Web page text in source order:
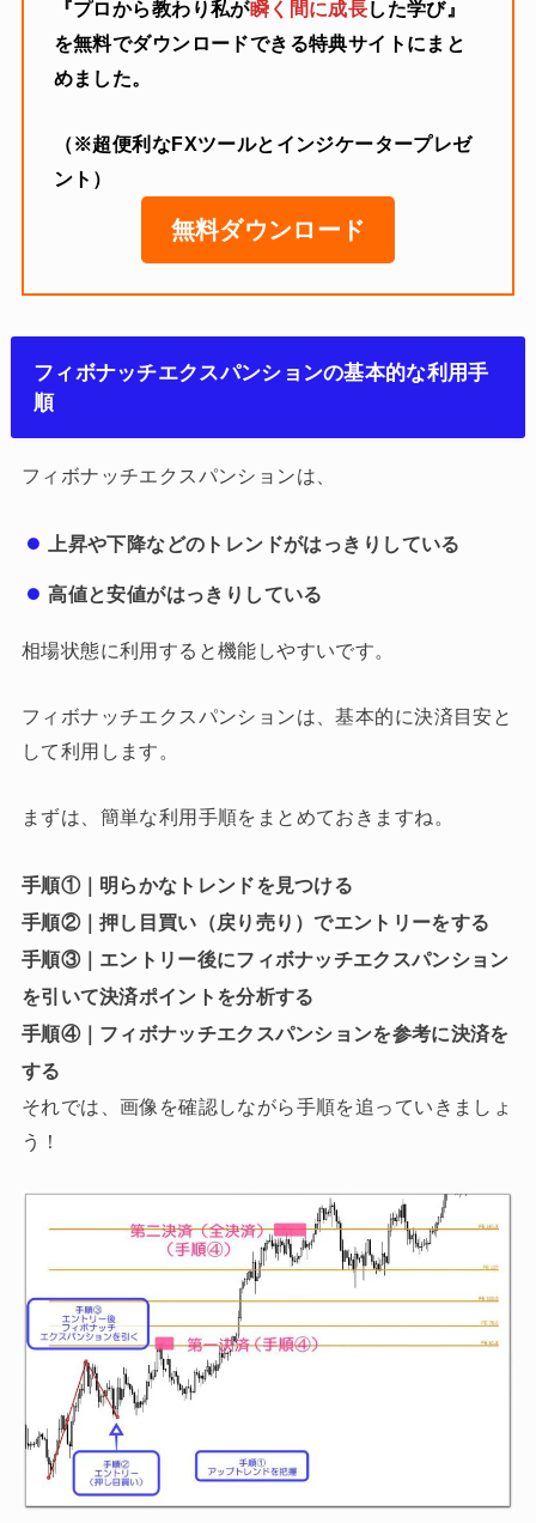
『プロから教わり私が瞬く間に成長した学び』
を無料でダウンロードできる特典サイトにまと
めました。
（※超便利なFXツールとインジケータープレゼ
ント）
無料ダウンロード
フィボナッチエクスパンションの基本的な利用手
順
フィボナッチエクスパンションは、
上昇や下降などのトレンドがはっきりしている
高値と安値がはっきりしている
相場状態に利用すると機能しやすいです。
フィボナッチエクスパンションは、基本的に決済目安と
して利用します。
まずは、簡単な利用手順をまとめておきますね。
手順①｜明らかなトレンドを見つける
手順②｜押し目買い（戻り売り）でエントリーをする
手順③｜エントリー後にフィボナッチエクスパンション
を引いて決済ポイントを分析する
手順④｜フィボナッチエクスパンションを参考に決済を
する
それでは、画像を確認しながら手順を追っていきましょ
う！